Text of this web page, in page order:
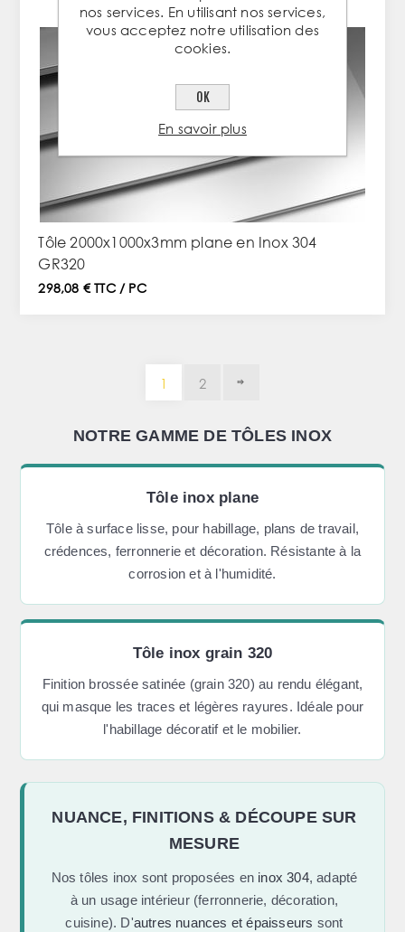
Tôle 2000x1000x3mm plane en Inox 304
GR320
298,08 € TTC / PC
1 2
NOTRE GAMME DE TÔLES INOX
Tôle inox plane
Tôle à surface lisse, pour habillage, plans de travail,
crédences, ferronnerie et décoration. Résistante à la
corrosion et à l'humidité.
Tôle inox grain 320
Finition brossée satinée (grain 320) au rendu élégant,
qui masque les traces et légères rayures. Idéale pour
l'habillage décoratif et le mobilier.
NUANCE, FINITIONS & DÉCOUPE SUR
MESURE
Nos tôles inox sont proposées en inox 304, adapté
à un usage intérieur (ferronnerie, décoration,
cuisine). D'autres nuances et épaisseurs sont
nos services. En utilisant nos services,
vous acceptez notre utilisation des
cookies.
OK
En savoir plus